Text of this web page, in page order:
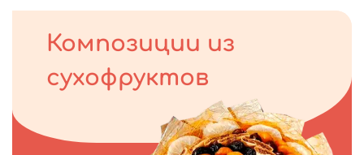
Композиции из
сухофруктов